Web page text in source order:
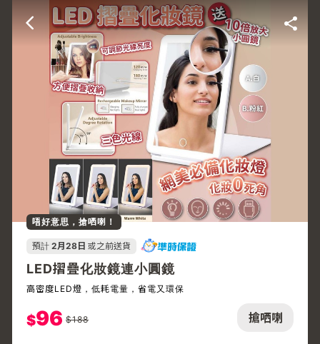
搶哂喇
唔好意思，搶哂喇！
預計 2月28日 或之前送貨
LED摺疊化妝鏡連小圓鏡
高密度LED燈，低耗電量，省電又環保
$96 $188